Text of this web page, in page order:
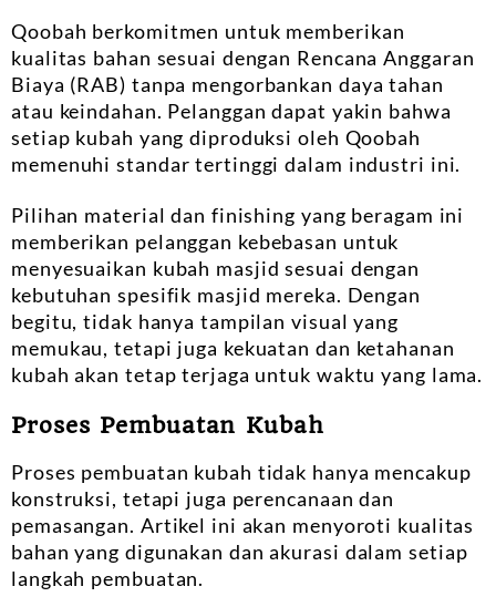
Qoobah berkomitmen untuk memberikan
kualitas bahan sesuai dengan Rencana Anggaran
Biaya (RAB) tanpa mengorbankan daya tahan
atau keindahan. Pelanggan dapat yakin bahwa
setiap kubah yang diproduksi oleh Qoobah
memenuhi standar tertinggi dalam industri ini.
Pilihan material dan finishing yang beragam ini
memberikan pelanggan kebebasan untuk
menyesuaikan kubah masjid sesuai dengan
kebutuhan spesifik masjid mereka. Dengan
begitu, tidak hanya tampilan visual yang
memukau, tetapi juga kekuatan dan ketahanan
kubah akan tetap terjaga untuk waktu yang lama.
Proses Pembuatan Kubah
Proses pembuatan kubah tidak hanya mencakup
konstruksi, tetapi juga perencanaan dan
pemasangan. Artikel ini akan menyoroti kualitas
bahan yang digunakan dan akurasi dalam setiap
langkah pembuatan.